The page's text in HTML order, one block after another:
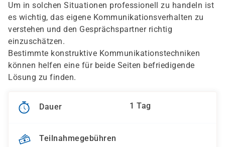
Um in solchen Situationen professionell zu handeln ist
es wichtig, das eigene Kommunikationsverhalten zu
verstehen und den Gesprächspartner richtig
einzuschätzen.
Bestimmte konstruktive Kommunikationstechniken
können helfen eine für beide Seiten befriedigende
Lösung zu finden.
Dauer 1 Tag
Teilnahmegebühren